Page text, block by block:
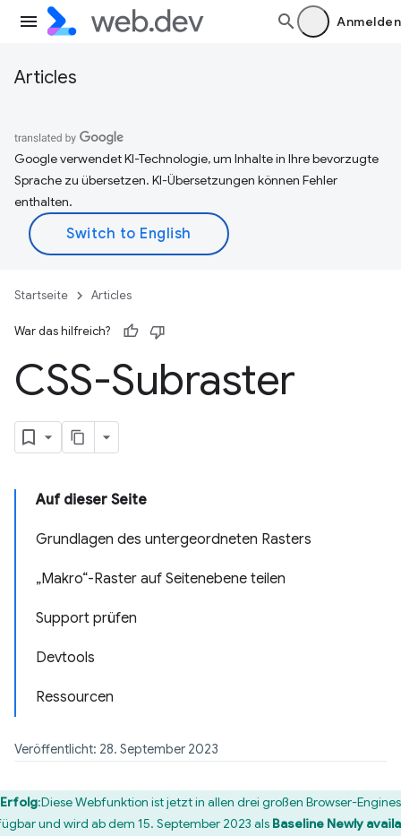
Anmelden
Articles
Google verwendet KI-Technologie, um Inhalte in Ihre bevorzugte
Sprache zu übersetzen. KI-Übersetzungen können Fehler
enthalten.
Startseite Articles
War das hilfreich?
CSS-Subraster
Auf dieser Seite
Grundlagen des untergeordneten Rasters
„Makro“-Raster auf Seitenebene teilen
Support prüfen
Devtools
Ressourcen
Veröffentlicht: 28. September 2023
Erfolg:Diese Webfunktion ist jetzt in allen drei großen Browser-Engines
und wird ab dem 15. September 2023 als Baseline Newly